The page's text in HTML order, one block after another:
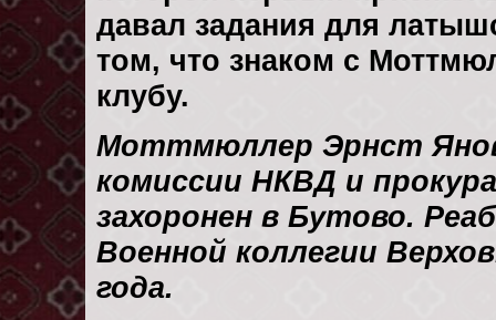
давал задания для
том, что знаком с
клубу.
Моттмюллер Эрнст
комиссии НКВД и
захоронен в Бутово.
Военной коллегии
года.